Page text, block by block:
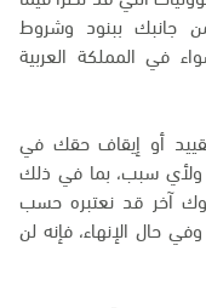
جانبك ببنود وشروط
في المملكة العربية
أو إيقاف حقك في
ولأي سبب، بما في ذلك
آخر قد نعتبره حسب
حال الإنهاء، فإنه لن